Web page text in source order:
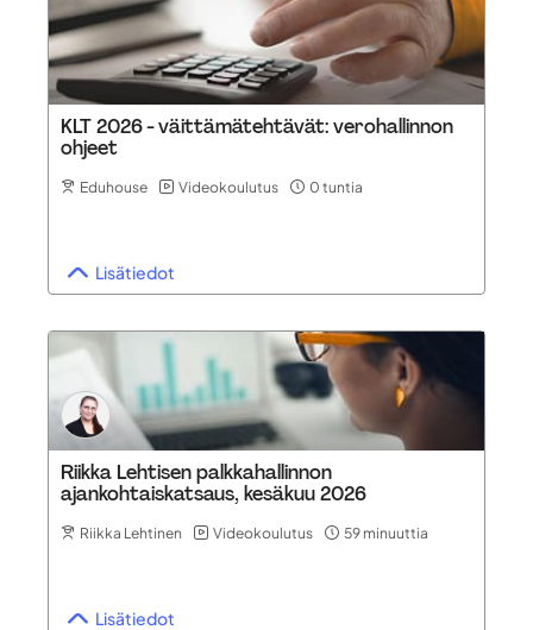
KLT 2026 - väittämätehtävät: verohallinnon
ohjeet
Eduhouse Videokoulutus 0 tuntia
Lisätiedot
Riikka Lehtisen palkkahallinnon
ajankohtaiskatsaus, kesäkuu 2026
Riikka Lehtinen Videokoulutus 59 minuuttia
Lisätiedot